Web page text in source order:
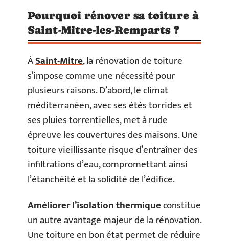
Pourquoi rénover sa toiture à
Saint-Mitre-les-Remparts ?
ÀSaint-Mitre, la rénovation de toiture
s’impose comme une nécessité pour
plusieurs raisons. D’abord, le climat
méditerranéen, avec ses étés torrides et
ses pluies torrentielles, met à rude
épreuve les couvertures des maisons. Une
toiture vieillissante risque d’entraîner des
infiltrations d’eau, compromettant ainsi
l’étanchéité et la solidité de l’édifice.
Améliorer l’isolation thermiqueconstitue
un autre avantage majeur de la rénovation.
Une toiture en bon état permet de réduire